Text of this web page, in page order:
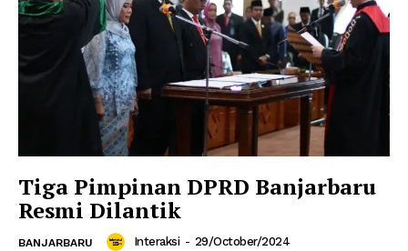
Tiga Pimpinan DPRD Banjarbaru
Resmi Dilantik
BANJARBARU Interaksi - 29/October/2024